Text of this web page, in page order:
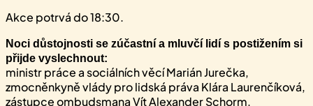
Akce potrvá do 18:30.
Noci důstojnosti se zúčastní a mluvčí lidí s postižením si
přijde vyslechnout:
ministr práce a sociálních věcí Marián Jurečka,
zmocněnkyně vlády pro lidská práva Klára Laurenčíková,
zástupce ombudsmana Vít Alexander Schorm,